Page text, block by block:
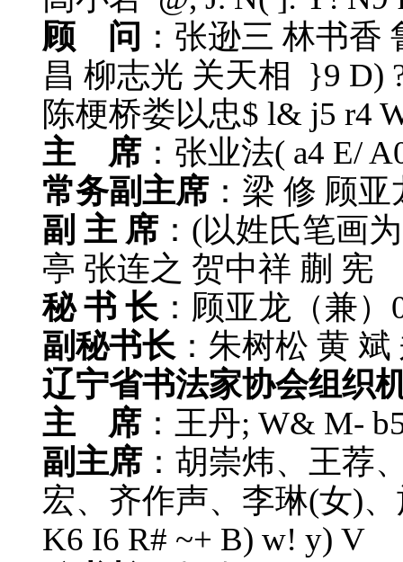
顾 问 ：张逊三 林书
昌 柳志光 关天相 }9 D)
陈梗桥娄以忠$ l& j5 r4
主 席 ：张业法( a4 E/
常务副主席 ：梁 修 顾亚
副 主 席 ：(以姓氏笔画
亭 张连之 贺中祥 蒯 宪
秘 书 长 ：顾亚龙（兼）
副秘书长 ：朱树松 黄
辽宁省书法家协会组织
主 席 ：王丹; W& M-
副主席 ：胡崇炜、王荐
宏、齐作声、李琳(女)
K6 I6 R# ~+ B) w! y) V